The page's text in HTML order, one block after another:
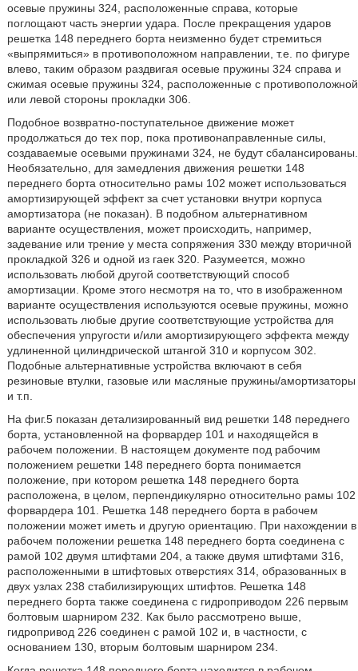
осевые пружины 324, расположенные справа, которые
поглощают часть энергии удара. После прекращения ударов
решетка 148 переднего борта неизменно будет стремиться
«выпрямиться» в противоположном направлении, т.е. по фигуре
влево, таким образом раздвигая осевые пружины 324 справа и
сжимая осевые пружины 324, расположенные с противоположной
или левой стороны прокладки 306.
Подобное возвратно-поступательное движение может
продолжаться до тех пор, пока противонаправленные силы,
создаваемые осевыми пружинами 324, не будут сбалансированы.
Необязательно, для замедления движения решетки 148
переднего борта относительно рамы 102 может использоваться
амортизирующей эффект за счет установки внутри корпуса
амортизатора (не показан). В подобном альтернативном
варианте осуществления, может происходить, например,
задевание или трение у места сопряжения 330 между вторичной
прокладкой 326 и одной из гаек 320. Разумеется, можно
использовать любой другой соответствующий способ
амортизации. Кроме этого несмотря на то, что в изображенном
варианте осуществления используются осевые пружины, можно
использовать любые другие соответствующие устройства для
обеспечения упругости и/или амортизирующего эффекта между
удлиненной цилиндрической штангой 310 и корпусом 302.
Подобные альтернативные устройства включают в себя
резиновые втулки, газовые или масляные пружины/амортизаторы
и т.п.
На фиг.5 показан детализированный вид решетки 148 переднего
борта, установленной на форвардер 101 и находящейся в
рабочем положении. В настоящем документе под рабочим
положением решетки 148 переднего борта понимается
положение, при котором решетка 148 переднего борта
расположена, в целом, перпендикулярно относительно рамы 102
форвардера 101. Решетка 148 переднего борта в рабочем
положении может иметь и другую ориентацию. При нахождении в
рабочем положении решетка 148 переднего борта соединена с
рамой 102 двумя штифтами 204, а также двумя штифтами 316,
расположенными в штифтовых отверстиях 314, образованных в
двух узлах 238 стабилизирующих штифтов. Решетка 148
переднего борта также соединена с гидроприводом 226 первым
болтовым шарниром 232. Как было рассмотрено выше,
гидропривод 226 соединен с рамой 102 и, в частности, с
основанием 130, вторым болтовым шарниром 234.